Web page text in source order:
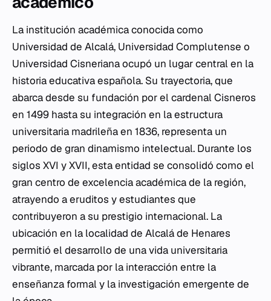
La institución académica conocida como
Universidad de Alcalá, Universidad Complutense o
Universidad Cisneriana ocupó un lugar central en la
historia educativa española. Su trayectoria, que
abarca desde su fundación por el cardenal Cisneros
en 1499 hasta su integración en la estructura
universitaria madrileña en 1836, representa un
periodo de gran dinamismo intelectual. Durante los
siglos XVI y XVII, esta entidad se consolidó como el
gran centro de excelencia académica de la región,
atrayendo a eruditos y estudiantes que
contribuyeron a su prestigio internacional. La
ubicación en la localidad de Alcalá de Henares
permitió el desarrollo de una vida universitaria
vibrante, marcada por la interacción entre la
enseñanza formal y la investigación emergente de